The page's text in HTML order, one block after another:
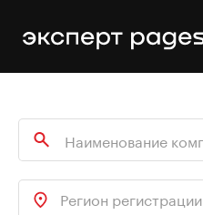
Регион регистрации